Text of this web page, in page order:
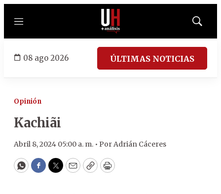
Menú
Mostrar
08 ago 2026 ÚLTIMAS NOTICIAS
Opinión
Kachiãi
Abril 8, 2024 05:00 a. m. • PorAdrián Cáceres
WhatsApp
Facebook
Twitter
EmailCopyPrint